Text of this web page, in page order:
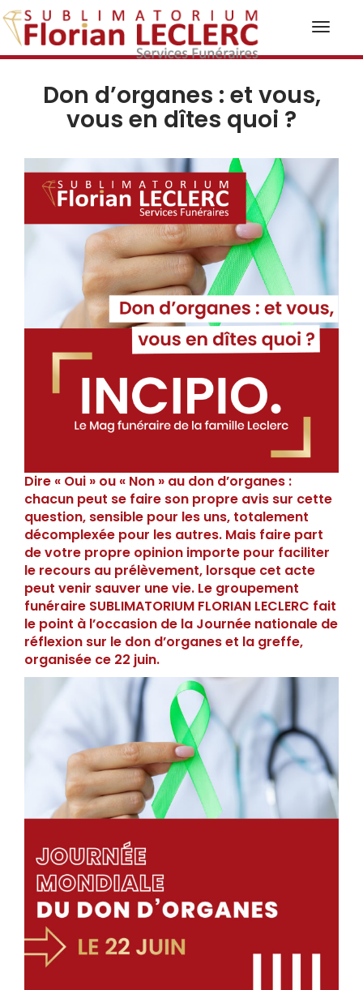
Toggle
Don d’organes : et vous,
vous en dîtes quoi ?
Dire « Oui » ou « Non » au don d’organes :
chacun peut se faire son propre avis sur cette
question, sensible pour les uns, totalement
décomplexée pour les autres. Mais faire part
de votre propre opinion importe pour faciliter
le recours au prélèvement, lorsque cet acte
peut venir sauver une vie. Le groupement
funéraire SUBLIMATORIUM FLORIAN LECLERC fait
le point à l’occasion de la Journée nationale de
réflexion sur le don d’organes et la greffe,
organisée ce 22 juin.